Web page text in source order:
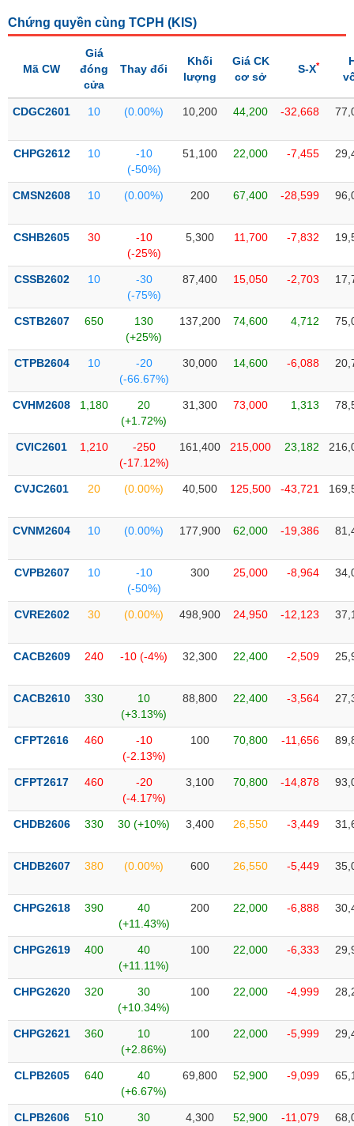
Chứng quyền cùng TCPH (KIS)
Mã CW
Giá
đóng
cửa
Thay đổi
Khối
lượng
Giá CK
cơ sở
S-X*
CDGC2601 10 (0.00%) 10,200 44,200 -32,668
CHPG2612 10
-10
(-50%)
51,100 22,000 -7,455
CMSN2608 10 (0.00%) 200 67,400 -28,599
CSHB2605 30
-10
(-25%)
5,300 11,700 -7,832
CSSB2602 10
-30
(-75%)
87,400 15,050 -2,703
CSTB2607 650
130
(+25%)
137,200 74,600 4,712
CTPB2604 10
-20
(-66.67%)
30,000 14,600 -6,088
CVHM2608 1,180
20
(+1.72%)
31,300 73,000 1,313
CVIC2601 1,210
-250
(-17.12%)
161,400 215,000 23,182
CVJC2601 20 (0.00%) 40,500 125,500 -43,721
CVNM2604 10 (0.00%) 177,900 62,000 -19,386
CVPB2607 10
-10
(-50%)
300 25,000 -8,964
CVRE2602 30 (0.00%) 498,900 24,950 -12,123
CACB2609 240 -10 (-4%) 32,300 22,400 -2,509
CACB2610 330
10
(+3.13%)
88,800 22,400 -3,564
CFPT2616 460
-10
(-2.13%)
100 70,800 -11,656
CFPT2617 460
-20
(-4.17%)
3,100 70,800 -14,878
CHDB2606 330 30 (+10%) 3,400 26,550 -3,449
CHDB2607 380 (0.00%) 600 26,550 -5,449
CHPG2618 390
40
(+11.43%)
200 22,000 -6,888
CHPG2619 400
40
(+11.11%)
100 22,000 -6,333
CHPG2620 320
30
(+10.34%)
100 22,000 -4,999
CHPG2621 360
10
(+2.86%)
100 22,000 -5,999
CLPB2605 640
40
(+6.67%)
69,800 52,900 -9,099
CLPB2606 510
30
4,300 52,900 -11,079
SỨC
KHỎE
TÀI
TIN
VỤ
THÔNG
TIỆN
ÍCH
BẤT
SẢN
Mã
chứng
(-)
Cổ phiếu Chỉ số
đạo
(-)
Tất cả Người nội bộ Người liên quan Cổ đông lớn
Tin
tức
của
giả
(-)
phân
tích